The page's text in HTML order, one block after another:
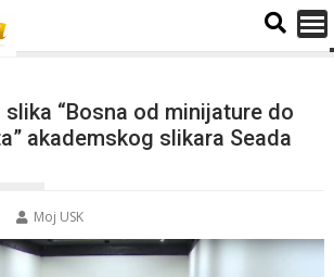
“Bosna od minijature do
akademskog slikara Seada
Moj USK